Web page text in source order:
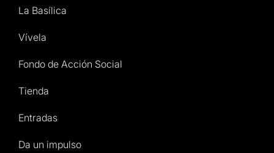
La Basílica
Vívela
Fondo de Acción Social
Tienda
Entradas
Da un impulso